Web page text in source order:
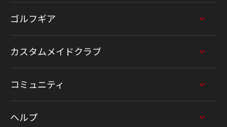
ゴルフギア
カスタムメイドクラブ
コミュニティ
ヘルプ